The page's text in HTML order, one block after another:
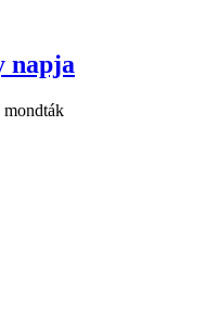
napja